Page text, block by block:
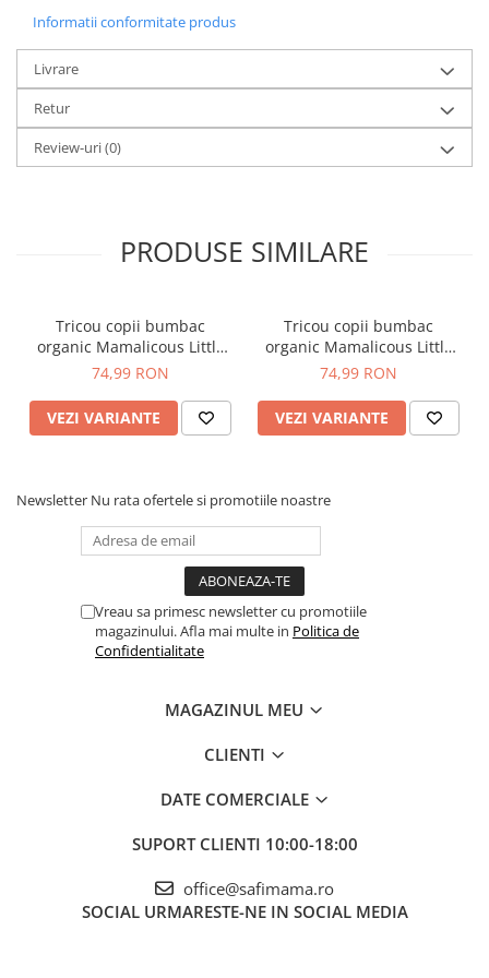
Informatii conformitate produs
Livrare
Retur
Review-uri(0)
PRODUSE SIMILARE
Tricou copii bumbac
organic Mamalicous Little
Anora
74,99 RON
VEZI VARIANTE
Tricou copii bumbac
organic Mamalicous Little
Lucca
74,99 RON
VEZI VARIANTE
Newsletter Nu rata ofertele si promotiile noastre
Vreau sa primesc newsletter cu promotiile
magazinului. Afla mai multe in Politica de
Confidentialitate
MAGAZINUL MEU
CLIENTI
DATE COMERCIALE
SUPORT CLIENTI 10:00-18:00
office@safimama.ro
SOCIAL URMARESTE-NE IN SOCIAL MEDIA